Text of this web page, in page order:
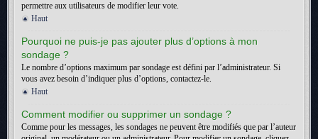
permettre aux utilisateurs de modifier leur vote.
Haut
Pourquoi ne puis-je pas ajouter plus d’options à mon
sondage ?
Le nombre d’options maximum par sondage est défini par l’administrateur. Si
vous avez besoin d’indiquer plus d’options, contactez-le.
Haut
Comment modifier ou supprimer un sondage ?
Comme pour les messages, les sondages ne peuvent être modifiés que par l’auteur